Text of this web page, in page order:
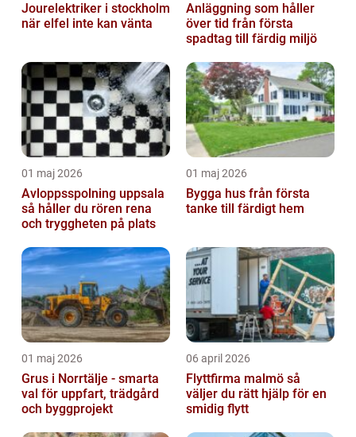
Jourelektriker i stockholm
när elfel inte kan vänta
Anläggning som håller
över tid från första
spadtag till färdig miljö
01 maj 2026
Avloppsspolning uppsala
så håller du rören rena
och tryggheten på plats
01 maj 2026
Bygga hus från första
tanke till färdigt hem
01 maj 2026
Grus i Norrtälje - smarta
val för uppfart, trädgård
och byggprojekt
06 april 2026
Flyttfirma malmö så
väljer du rätt hjälp för en
smidig flytt